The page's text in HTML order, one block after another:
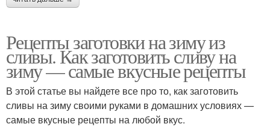
Рецепты заготовки на зиму из
сливы. Как заготовить сливу на
зиму — самые вкусные рецепты
В этой статье вы найдете все про то, как заготовить
сливы на зиму своими руками в домашних условиях —
самые вкусные рецепты на любой вкус.